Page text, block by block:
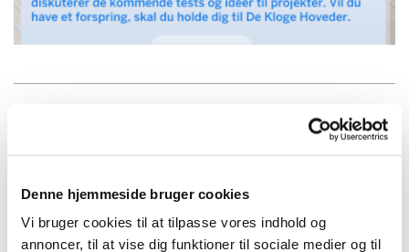
Denne hjemmeside bruger cookies
Vi bruger cookies til at tilpasse vores indhold og
annoncer, til at vise dig funktioner til sociale medier og til